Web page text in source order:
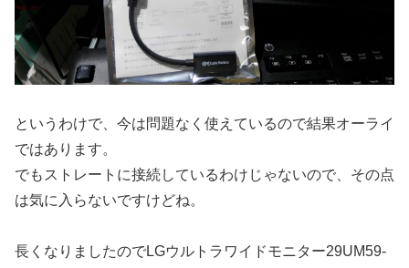
というわけで、今は問題なく使えているので結果オーライ
ではあります。
でもストレートに接続しているわけじゃないので、その点
は気に入らないですけどね。
長くなりましたのでLGウルトラワイドモニター29UM59-